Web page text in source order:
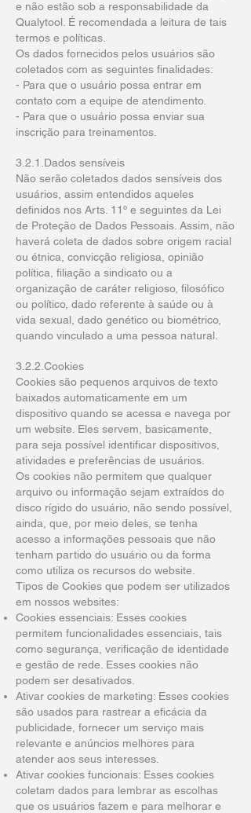
e não estão sob a responsabilidade da
Qualytool. É recomendada a leitura de tais
termos e políticas.
Os dados fornecidos pelos usuários são
coletados com as seguintes finalidades:
- Para que o usuário possa entrar em
contato com a equipe de atendimento.
- Para que o usuário possa enviar sua
inscrição para treinamentos.
3.2.1.Dados sensíveis
Não serão coletados dados sensíveis dos
usuários, assim entendidos aqueles
definidos nos Arts. 11º e seguintes da Lei
de Proteção de Dados Pessoais. Assim, não
haverá coleta de dados sobre origem racial
ou étnica, convicção religiosa, opinião
política, filiação a sindicato ou a
organização de caráter religioso, filosófico
ou político, dado referente à saúde ou à
vida sexual, dado genético ou biométrico,
quando vinculado a uma pessoa natural.
3.2.2.Cookies
Cookies são pequenos arquivos de texto
baixados automaticamente em um
dispositivo quando se acessa e navega por
um website. Eles servem, basicamente,
para seja possível identificar dispositivos,
atividades e preferências de usuários.
Os cookies não permitem que qualquer
arquivo ou informação sejam extraídos do
disco rígido do usuário, não sendo possível,
ainda, que, por meio deles, se tenha
acesso a informações pessoais que não
tenham partido do usuário ou da forma
como utiliza os recursos do website.
Tipos de Cookies que podem ser utilizados
em nossos websites:
Cookies essenciais: Esses cookies
permitem funcionalidades essenciais, tais
como segurança, verificação de identidade
e gestão de rede. Esses cookies não
podem ser desativados.
Ativar cookies de marketing: Esses cookies
são usados para rastrear a eficácia da
publicidade, fornecer um serviço mais
relevante e anúncios melhores para
atender aos seus interesses.
Ativar cookies funcionais: Esses cookies
coletam dados para lembrar as escolhas
que os usuários fazem e para melhorar e